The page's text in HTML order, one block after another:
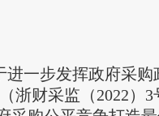
一步发挥政府采购
浙财采监（2022）